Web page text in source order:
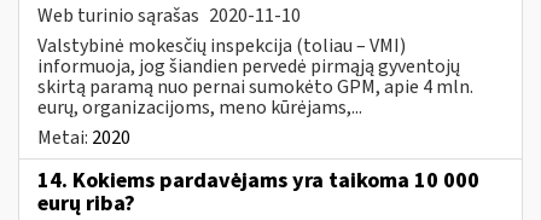
Web turinio sąrašas 2020-11-10
Valstybinė mokesčių inspekcija (toliau – VMI)
informuoja, jog šiandien pervedė pirmąją gyventojų
skirtą paramą nuo pernai sumokėto GPM, apie 4 mln.
eurų, organizacijoms, meno kūrėjams,...
Metai: 2020
14. Kokiems pardavėjams yra taikoma 10 000
eurų riba?